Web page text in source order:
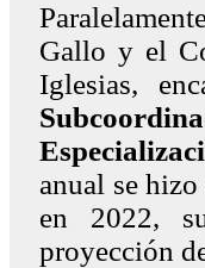
Gallo y el
Iglesias,
anual se
en 2022,
proyección